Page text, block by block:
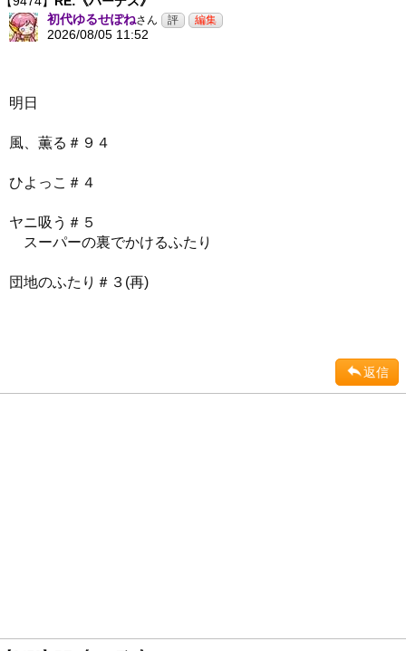
初代ゆるせぽねさん
2026/08/05 11:52
明日
風、薫る＃９４
ひよっこ＃４
ヤニ吸う＃５
スーパーの裏でかけるふたり
団地のふたり＃３(再)
返信